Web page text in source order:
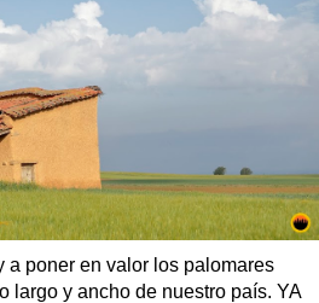
a poner en valor los palomares
largo y ancho de nuestro país. YA